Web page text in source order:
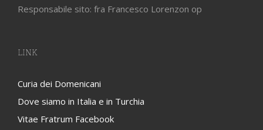
Responsabile sito: fra Francesco Lorenzon op
LINK
Curia dei Domenicani
Dove siamo in Italia e in Turchia
Vitae Fratrum Facebook